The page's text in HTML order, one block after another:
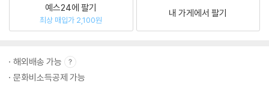
예스24에 팔기
최상 매입가 2,100원
내 가게에서 팔기
해외배송 가능
문화비소득공제 가능